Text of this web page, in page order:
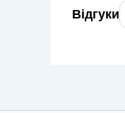
Відгуки